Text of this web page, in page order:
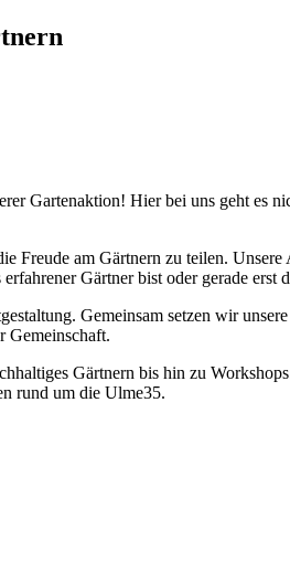
Gartenaktion! Hier bei uns geht es
Freude am Gärtnern zu teilen.
Gärtner bist oder gerade
Gemeinsam setzen wir
Gemeinschaft.
Gärtnern bis hin zu
rund um die Ulme35.